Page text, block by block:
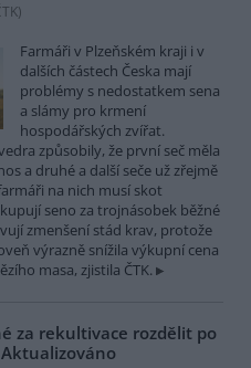
)
Farmáři v Plzeňském kraji i v
dalších částech Česka mají
problémy s nedostatkem sena
a slámy pro krmení
hospodářských zvířat.
způsobily, že první seč měla
a druhé a další seče už zřejmě
na nich musí skot
seno za trojnásobek běžné
zmenšení stád krav, protože
výrazně snížila výkupní cena
masa, zjistila ČTK.
za rekultivace rozdělit po
Aktualizováno